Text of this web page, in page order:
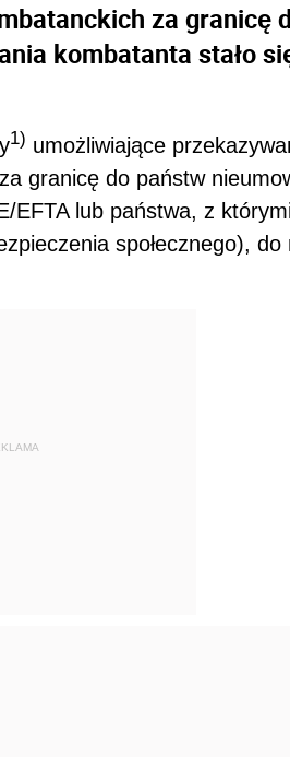
za granicę
kombatanta stało
1) umożliwiające
granicę do państw
EFTA lub państwa, z
społecznego), do